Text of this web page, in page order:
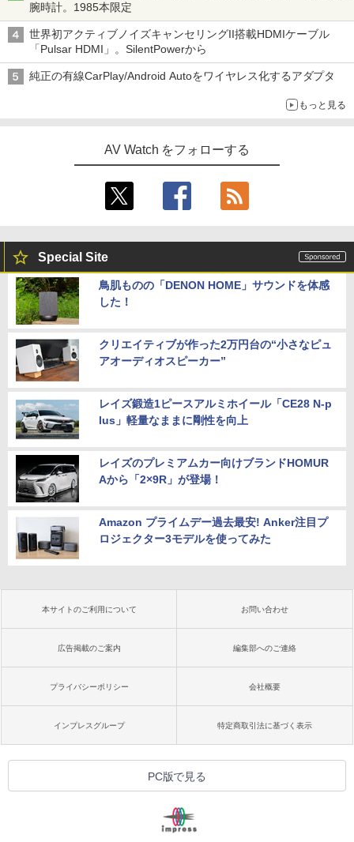
腕時計。1985本限定
世界初アクティブノイズキャンセリングII搭載HDMIケーブル
「Pulsar HDMI」。SilentPowerから
純正の有線CarPlay/Android Autoをワイヤレス化するアダプタ
もっと見る
AV Watch をフォローする
Special Site
鳥肌ものの「DENON HOME」サウンドを体感
した！
クリエイティブが作った2万円台の“小さなピュ
アオーディオスピーカー”
レイズ鍛造1ピースアルミホイール「CE28 N-p
lus」軽量なままに剛性を向上
レイズのプレミアムカー向けブランドHOMUR
Aから「2×9R」が登場！
Amazon プライムデー過去最安! Anker注目プ
ロジェクター3モデルを使ってみた
本サイトのご利用について お問い合わせ
広告掲載のご案内 編集部へのご連絡
プライバシーポリシー 会社概要
インプレスグループ 特定商取引法に基づく表示
PC版で見る